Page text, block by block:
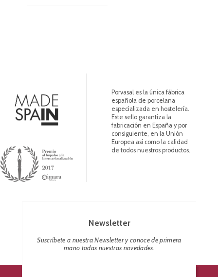
Porvasal es la única fábrica
española de porcelana
especializada en hostelería.
Este sello garantiza la
fabricación en España y por
consiguiente, en la Unión
Europea así como la calidad
de todos nuestros productos.
Newsletter
Suscríbete a nuestra Newsletter y conoce de primera
mano todas nuestras novedades.